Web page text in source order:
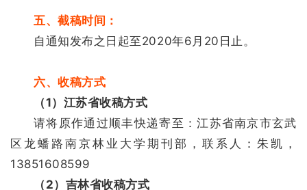
容
寫
五、截稿时间：
自通知发布之日起至2020年6月20日止。
六、收稿方式
（1）江苏省收稿方式
请将原作通过顺丰快递寄至：江苏省南京市玄武
区龙蟠路南京林业大学期刊部，联系人：朱凯，
13851608599
（2）吉林省收稿方式